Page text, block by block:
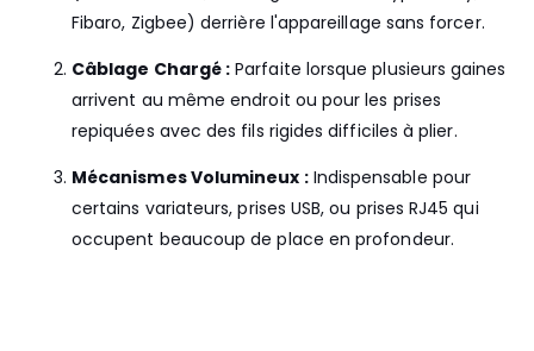
Fibaro, Zigbee) derrière l'appareillage sans forcer.
Câblage Chargé : Parfaite lorsque plusieurs gaines
arrivent au même endroit ou pour les prises
repiquées avec des fils rigides difficiles à plier.
Mécanismes Volumineux :Indispensable pour
certains variateurs, prises USB, ou prises RJ45 qui
occupent beaucoup de place en profondeur.